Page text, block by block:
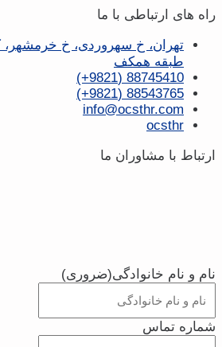
راه های ارتباطی با ما
طبقه همکف
88745410 (9821+)
88543765 (9821+)
info@ocsthr.com
ocsthr
ارتباط با مشاوران ما
نام و نام خانوادگی(ضروری)
شماره تماس